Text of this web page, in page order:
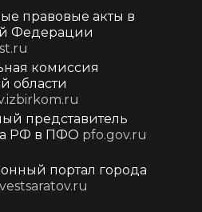
правовые акты в
Федерации
комиссия
области
представитель
РФ в ПФО pfo.gov.ru
портал города